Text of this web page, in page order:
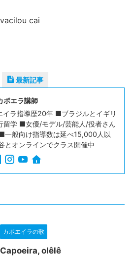
cai
最新記事
エラ講師
ラ指導歴20年 ■ブラジルとイギリ
留学 ■女優/モデル/芸能人/役者さん
一般向け指導数は延べ15,000人以
とオンラインでクラス開催中
カポエイラの歌
Capoeira, olêlê